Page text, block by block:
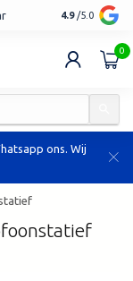
Tot 7 jaar
4.9 /5.0
0
ons. Wij